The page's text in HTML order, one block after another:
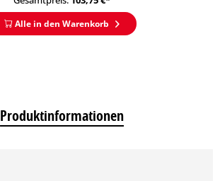
Alle in den Warenkorb
Produktinformationen